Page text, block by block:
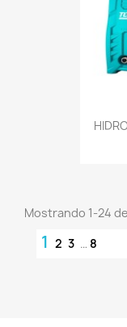
Mostrando 1-24
1 2 3 … 8